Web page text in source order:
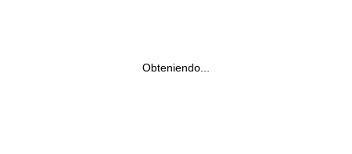
Obteniendo...